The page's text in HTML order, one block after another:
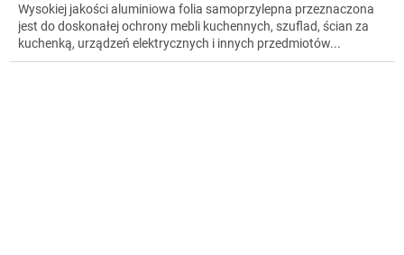
Wysokiej jakości aluminiowa folia samoprzylepna przeznaczona
jest do doskonałej ochrony mebli kuchennych, szuflad, ścian za
kuchenką, urządzeń elektrycznych i innych przedmiotów...